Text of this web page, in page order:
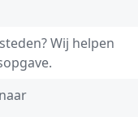
Wij helpen